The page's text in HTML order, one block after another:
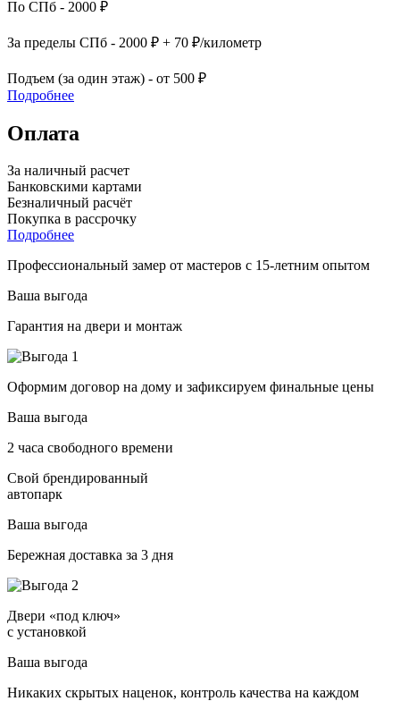
По СПб - 2000 ₽
За пределы СПб - 2000 ₽ + 70 ₽/километр
Подъем (за один этаж) - от 500 ₽
Подробнее
Оплата
За наличный расчет
Банковскими картами
Безналичный расчёт
Покупка в рассрочку
Подробнее
Профессиональный замер от мастеров с 15-летним опытом
Ваша выгода
Гарантия на двери и монтаж
Оформим договор на дому и зафиксируем финальные цены
Ваша выгода
2 часа свободного времени
Свой брендированный
автопарк
Ваша выгода
Бережная доставка за 3 дня
Двери «под ключ»
с установкой
Ваша выгода
Никаких скрытых наценок, контроль качества на каждом